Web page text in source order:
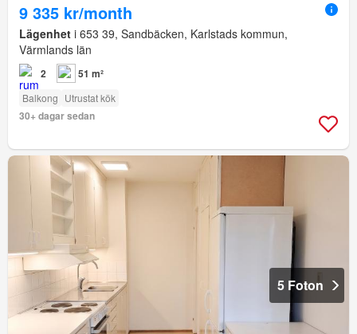
9 335 kr/month
Lägenhet i 653 39, Sandbäcken, Karlstads kommun,
Värmlands län
2 51 m²
Balkong Utrustat kök
30+ dagar sedan
5 Foton